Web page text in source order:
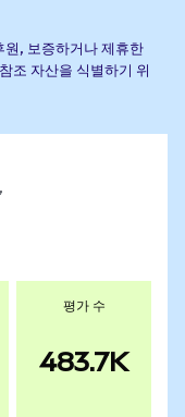
, 보증하거나 제휴한
조 자산을 식별하기 위
평가 수
483.7K